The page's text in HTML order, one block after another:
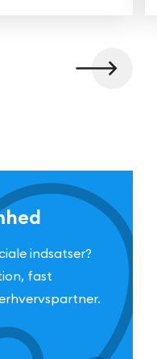
indsatser?
fast